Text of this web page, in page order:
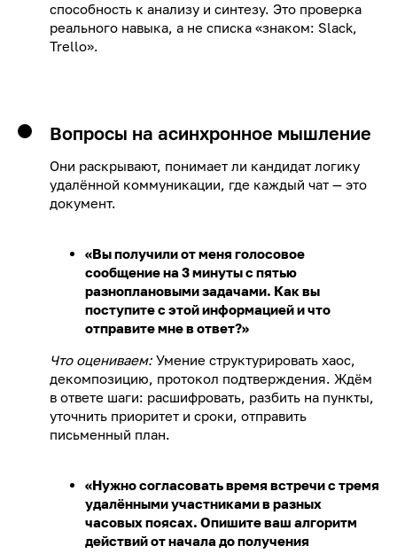
способность к анализу и синтезу. Это проверка
реального навыка, а не списка «знаком: Slack,
Trello».
Вопросы на асинхронное мышление
Они раскрывают, понимает ли кандидат логику
удалённой коммуникации, где каждый чат — это
документ.
«Вы получили от меня голосовое
сообщение на 3 минуты с пятью
разноплановыми задачами. Как вы
поступите с этой информацией и что
отправите мне в ответ?»
Что оцениваем: Умение структурировать хаос,
декомпозицию, протокол подтверждения. Ждём
в ответе шаги: расшифровать, разбить на пункты,
уточнить приоритет и сроки, отправить
письменный план.
«Нужно согласовать время встречи с тремя
удалёнными участниками в разных
часовых поясах. Опишите ваш алгоритм
действий от начала до получения